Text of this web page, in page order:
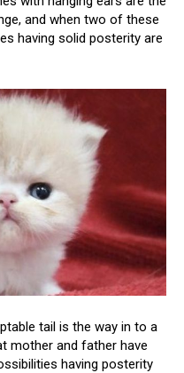
and when two of these
having solid posterity are
tail is the way in to a
mother and father have
having posterity